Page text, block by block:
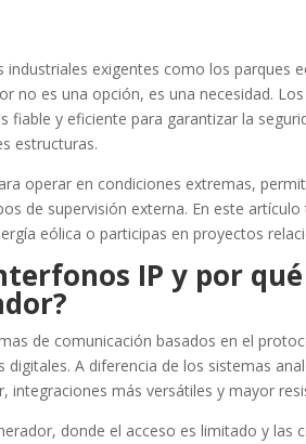
industriales exigentes como los parques
no es una opción, es una necesidad. Los
fiable y eficiente para garantizar la
estructuras.
operar en condiciones extremas,
de supervisión externa. En este
eólica o participas en proyectos
IP y por
de comunicación basados en el
digitales. A diferencia de los sistemas
integraciones más versátiles y mayor
donde el acceso es limitado y las